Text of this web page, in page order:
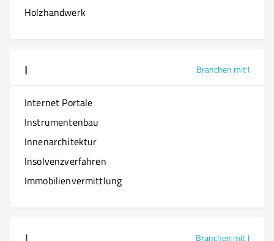
Holzhandwerk
I Branchen mit I
Internet Portale
Instrumentenbau
Innenarchitektur
Insolvenzverfahren
Immobilienvermittlung
Branchen mit J